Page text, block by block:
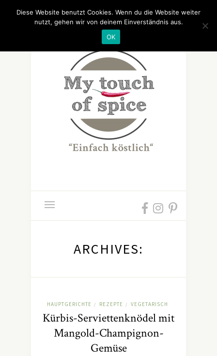
ARCHIVES:
HAUPTGERICHTE / REZEPTE / VEGETARISCH
Kürbis-Serviettenknödel mit
Mangold-Champignon-
Gemüse
Diese Website benutzt Cookies. Wenn du die Website weiter
nutzt, gehen wir von deinem Einverständnis aus.
OK